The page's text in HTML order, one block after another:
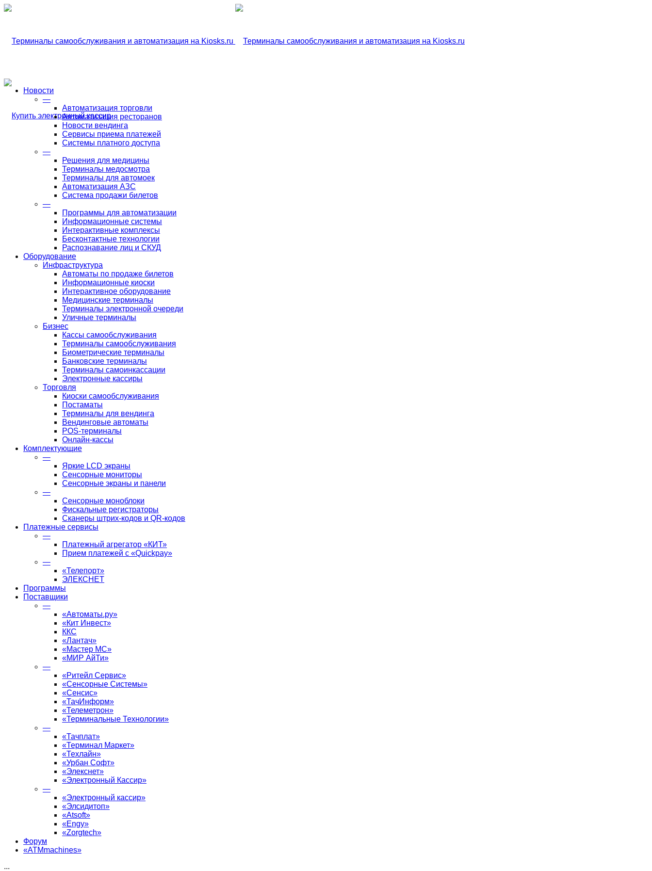
Новости
—
Автоматизация торговли
Автоматизация ресторанов
Новости вендинга
Сервисы приема платежей
Системы платного доступа
—
Решения для медицины
Терминалы медосмотра
Терминалы для автомоек
Автоматизация АЗС
Система продажи билетов
—
Программы для автоматизации
Информационные системы
Интерактивные комплексы
Бесконтактные технологии
Распознавание лиц и СКУД
Оборудование
Инфраструктура
Автоматы по продаже билетов
Информационные киоски
Интерактивное оборудование
Медицинские терминалы
Терминалы электронной очереди
Уличные терминалы
Бизнес
Кассы самообслуживания
Терминалы самообслуживания
Биометрические терминалы
Банковские терминалы
Терминалы самоинкассации
Электронные кассиры
Торговля
Киоски самообслуживания
Постаматы
Терминалы для вендинга
Вендинговые автоматы
POS-терминалы
Онлайн-кассы
Комплектующие
—
Яркие LCD экраны
Сенсорные мониторы
Сенсорные экраны и панели
—
Сенсорные моноблоки
Фискальные регистраторы
Сканеры штрих-кодов и QR-кодов
Платежные сервисы
—
Платежный агрегатор «КИТ»
Прием платежей с «Quickpay»
—
«Телепорт»
ЭЛЕКСНЕТ
Программы
Поставщики
—
«Автоматы.ру»
«Кит Инвест»
ККС
«Лантач»
«Мастер МС»
«МИР АйТи»
—
«Ритейл Сервис»
«Сенсорные Системы»
«Сенсис»
«ТачИнформ»
«Телеметрон»
«Терминальные Технологии»
—
«Тачплат»
«Терминал Маркет»
«Техлайн»
«Урбан Софт»
«Элекснет»
«Электронный Кассир»
—
«Электронный кассир»
«Элсидитоп»
«Atsoft»
«Engy»
«Zorgtech»
Форум
«ATMmachines»
...